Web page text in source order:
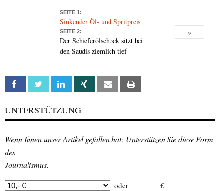
SEITE 1:
Sinkender Öl- und Spritpreis
SEITE 2:
Der Schieferölschock sitzt bei
den Saudis ziemlich tief
»
Facebook Twitter Linkedin Xing Email
UNTERSTÜTZUNG
Wenn Ihnen unser Artikel gefallen hat: Unterstützen Sie diese Form
des
Journalismus.
oder €